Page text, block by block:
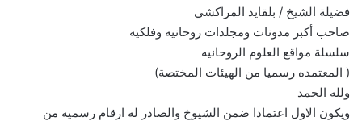
فضيلة الشيخ / بلقايد المراكشي
صاحب أكبر مدونات ومجلدات روحانيه وفلكيه
سلسلة مواقع العلوم الروحانيه
( المعتمده رسميا من الهيئات المختصة)
ولله الحمد
ويكون الاول اعتمادا ضمن الشيوخ والصادر له ارقام رسميه من